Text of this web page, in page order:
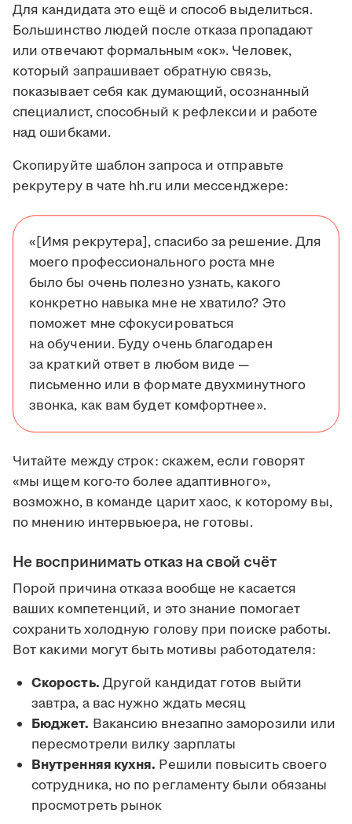
Для кандидата это ещё и способ выделиться.
Большинство людей после отказа пропадают
или отвечают формальным «ок». Человек,
который запрашивает обратную связь,
показывает себя как думающий, осознанный
специалист, способный к рефлексии и работе
над ошибками.
Скопируйте шаблон запроса и отправьте
рекрутеру в чате hh.ru или мессенджере:
«[Имя рекрутера], спасибо за решение. Для
моего профессионального роста мне
было бы очень полезно узнать, какого
конкретно навыка мне не хватило? Это
поможет мне сфокусироваться
на обучении. Буду очень благодарен
за краткий ответ в любом виде —
письменно или в формате двухминутного
звонка, как вам будет комфортнее».
Читайте между строк: скажем, если говорят
«мы ищем кого-то более адаптивного»,
возможно, в команде царит хаос, к которому вы,
по мнению интервьюера, не готовы.
Не воспринимать отказ на свой счёт
Порой причина отказа вообще не касается
ваших компетенций, и это знание помогает
сохранить холодную голову при поиске работы.
Вот какими могут быть мотивы работодателя:
Скорость. Другой кандидат готов выйти
завтра, а вас нужно ждать месяц
Бюджет. Вакансию внезапно заморозили или
пересмотрели вилку зарплаты
Внутренняя кухня. Решили повысить своего
сотрудника, но по регламенту были обязаны
просмотреть рынок